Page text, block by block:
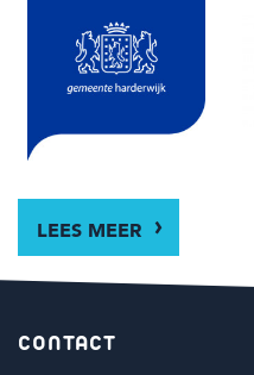
LEES MEER
CONTACT